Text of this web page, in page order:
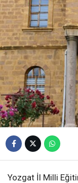
Yozgat İl Milli